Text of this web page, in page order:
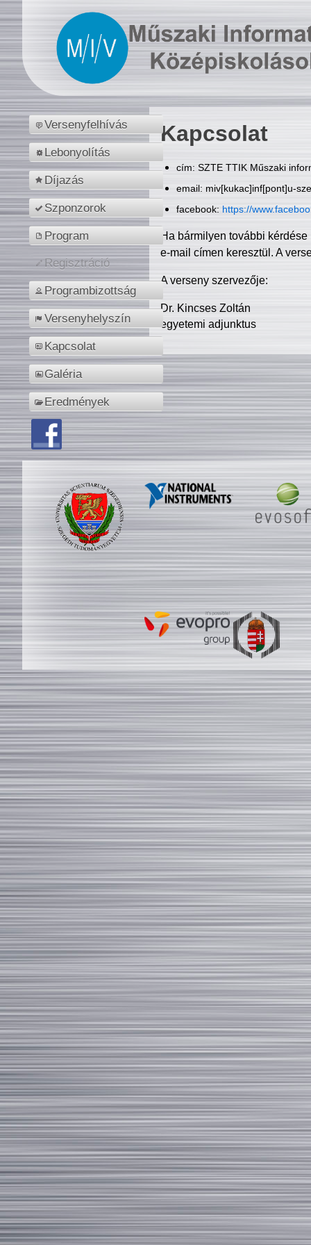
Versenyfelhívás
Lebonyolítás
Díjazás
Szponzorok
Program
Regisztráció
Programbizottság
Versenyhelyszín
Kapcsolat
Galéria
Eredmények
Kapcsolat
cím: SZTE TTIK Műszaki
email: miv[kukac]inf[pont]u-
facebook: https://
Ha bármilyen további
e-mail címen keresztül. A
A verseny szervezője:
Dr. Kincses Zoltán
egyetemi adjunktus